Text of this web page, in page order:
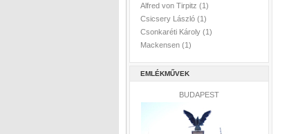
Alfred von Tirpitz (1)
Csicsery László (1)
Csonkaréti Károly (1)
Mackensen (1)
EMLÉKMŰVEK
BUDAPEST